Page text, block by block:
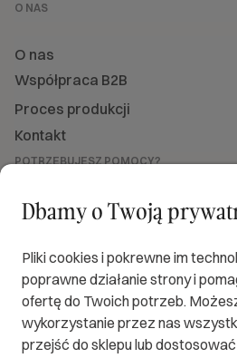
O NAS
O nas
Współpraca B2B
Proces produkcji
Kontakt
POTRZEBUJESZ POMOCY?
od PN do PT w godzinach od 8:00 do
sklep@softimi.pl +48 570
OBSERWUJ NAS
SPRAWDZENI KURIERZY
Dbamy o Twoją
Pliki cookies i pokrewne im
poprawne działanie strony i
ofertę do Twoich potrzeb.
wykorzystanie przez nas
przejść do sklepu lub